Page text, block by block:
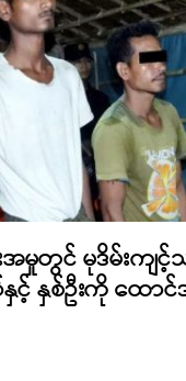
းအမှုတွင် မုဒိမ်းက
နှစ်ဦးကို ထောင်